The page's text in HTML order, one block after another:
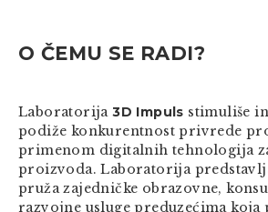
O ČEMU SE RADI?
Laboratorija3D Impuls stimuliše
podiže konkurentnost privrede
primenom digitalnih tehnologija
proizvoda. Laboratorija
pruža zajedničke obrazovne,
razvojne usluge preduzećima koja